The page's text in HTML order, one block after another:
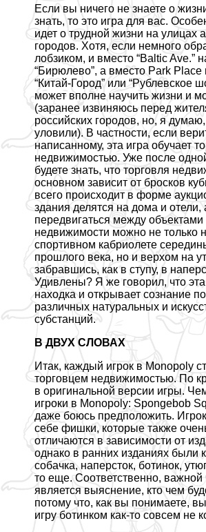
Если вы ничего не знаете о
знать, то это игра для вас.
идет о трудной жизни на улицах
городов. Хотя, если немного
лобзиком, и вместо “Baltic Ave.”
“Бирюлево”, а вместо Park Place
“Китай-Город” или “Рублевское
может вполне научить жизни и
(заранее извиняюсь перед
российских городов, но, я
уловили). В частности, если
написанному, эта игра обучает
недвижимостью. Уже после
будете знать, что торговля
основном зависит от бросков
всего происходит в форме
здания делятся на дома и отели,
передвигаться между объектами
недвижимости можно не только
спортивном кабриолете
прошлого века, но и верхом на
забравшись, как в ступу, в
Удивлены? Я же говорил, что
находка и открывает сознание
различных натуральных и
субстанций.
В ДВУХ СЛОВАХ
Итак, каждый игрок вMonopoly
торговцем недвижимостью. По
в оригинальной версии игры.
игроки в Monopoly: Spongebob
даже боюсь предположить.
себе фишки, которые также
отличаются в зависимости от
однако в ранних изданиях были
собачка, наперсток, ботинок,
то еще. Соответственно, важной
является выяснение, кто чем
потому что, как вы понимаете,
игру ботинком как-то совсем не